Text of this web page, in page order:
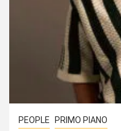
PEOPLE PRIMO PIANO